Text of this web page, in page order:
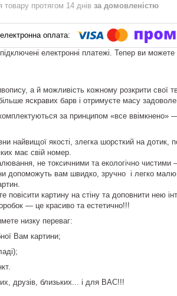
товару протягом 14 днів за домовленістю
електронні платежі. Тепер ви
а й можливість кожному розкрити свої
яскравих барв і отримуєте масу
за принципом «все ввімкнено» —
найвищої якості, злегка шорсткий на дотик,
має свій номер.
не токсичними та екологічно чистими
допоможуть вам швидко, зручно і легко
картину на стіну та доповнити нею
— це красиво та естетично!!!
низку переваг:
Вам картини;
друзів, близьких... і для ВАС!!!